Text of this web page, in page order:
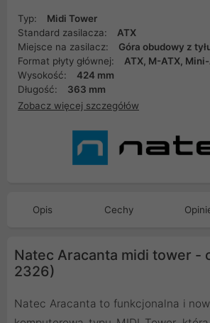
Typ:
Midi Tower
Standard zasilacza:
ATX
Miejsce na zasilacz:
Góra obudowy z
Format płyty głównej:
ATX, M-ATX,
Wysokość:
424 mm
Długość:
363 mm
Zobacz więcej szczegółów
Opis Cechy
Natec Aracanta midi tower -
2326)
Natec Aracanta to funkcjonalna i